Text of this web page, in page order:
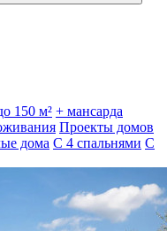
150 м² + мансарда
Проекты домов
дома С 4 спальнями С